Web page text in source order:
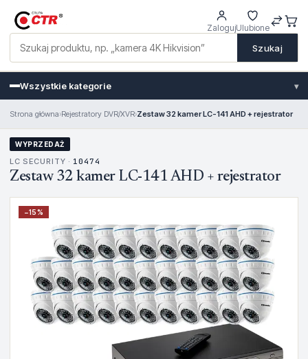
Szukaj
ZalogujUlubione
Wszystkie kategorie ▾
Strona główna›Rejestratory DVR/XVR›Zestaw 32 kamer LC-141 AHD + rejestrator
WYPRZEDAŻ
LC SECURITY · 10474
Zestaw 32 kamer LC-141 AHD + rejestrator
−15%